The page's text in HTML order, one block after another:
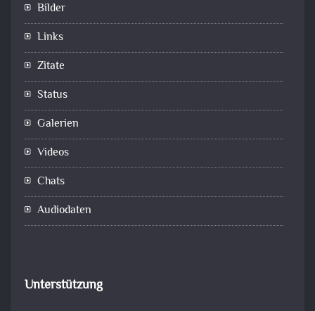
Bilder
Links
Zitate
Status
Galerien
Videos
Chats
Audiodaten
Unterstützung